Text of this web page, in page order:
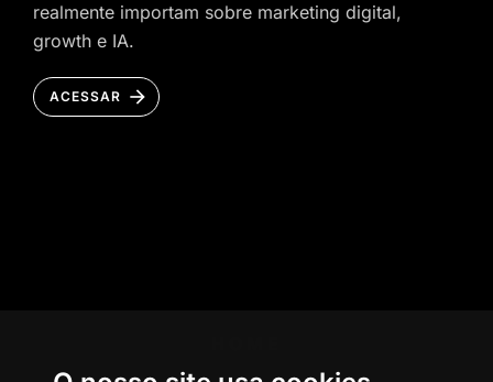
realmente importam sobre marketing digital,
growth e IA.
ACESSAR